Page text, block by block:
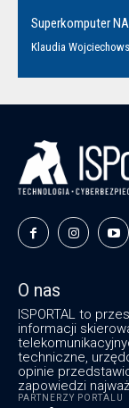
Superkomputer
Klaudia
O nas
ISPORTAL to
informacji
techniczne,
opinie
zapowiedzi
PARTNERZY PORTALU